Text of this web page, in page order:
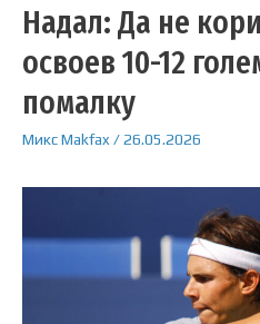
Надал: Да не
освоев 10-12
помалку
МиксMakfax /26.05.2026